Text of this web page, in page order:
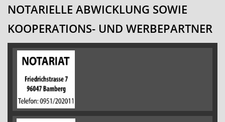
NOTARIELLE ABWICKLUNG SOWIE
KOOPERATIONS- UND WERBEPARTNER